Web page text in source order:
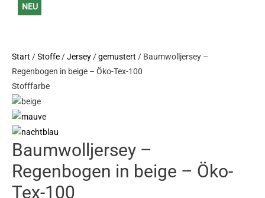
NEU
Start /Stoffe/Jersey/gemustert / Baumwolljersey –
Regenbogen in beige – Öko-Tex-100
Stofffarbe
Baumwolljersey –
Regenbogen in beige – Öko-
Tex-100
NEU
NEU
NEU
NEU
NEU
NEU
NEU
NEU
NEU
NEU
NEU